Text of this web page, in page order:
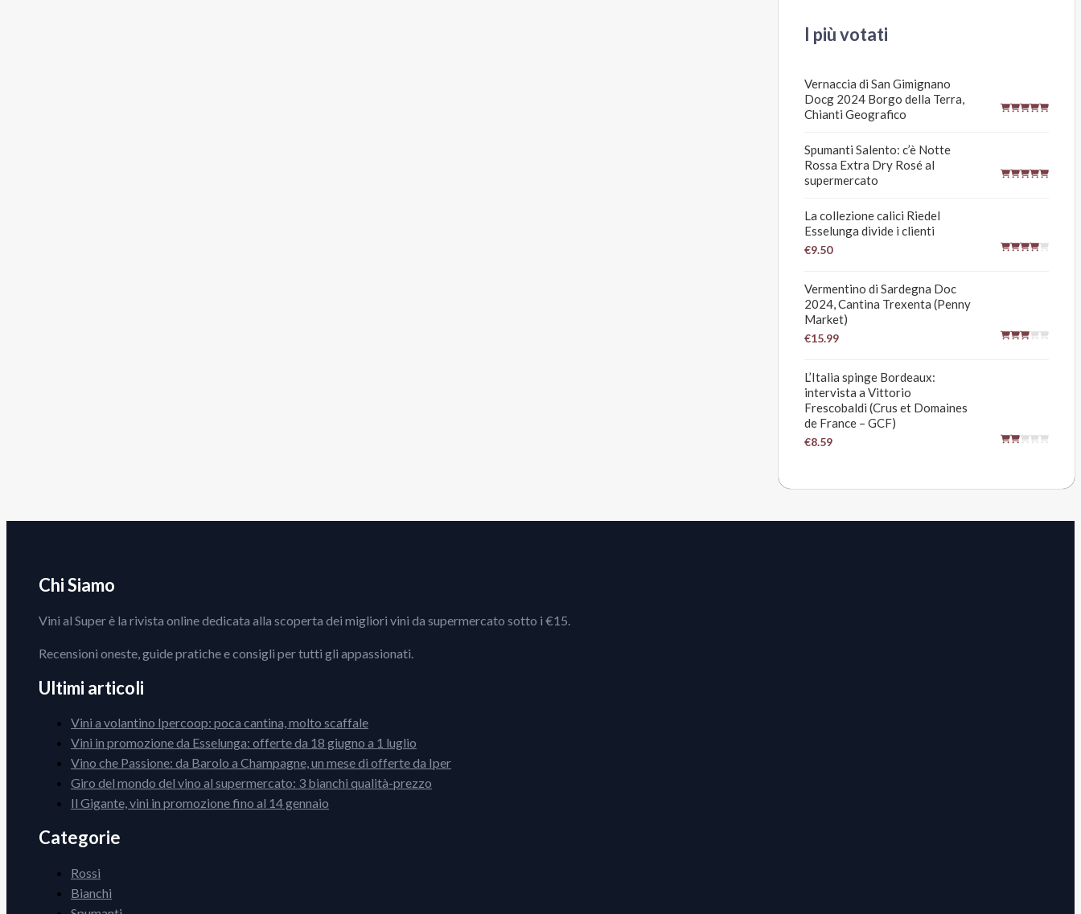
I più votati
Vernaccia di San Gimignano
Docg 2024 Borgo della Terra,
Chianti Geografico
Spumanti Salento: c’è Notte
Rossa Extra Dry Rosé al
supermercato
La collezione calici Riedel
Esselunga divide i clienti
€9.50
Vermentino di Sardegna Doc
2024, Cantina Trexenta (Penny
Market)
€15.99
L’Italia spinge Bordeaux:
intervista a Vittorio
Frescobaldi (Crus et Domaines
de France – GCF)
€8.59
Chi Siamo
Vini al Super è la rivista online dedicata alla scoperta dei migliori vini da supermercato sotto i €15.
Recensioni oneste, guide pratiche e consigli per tutti gli appassionati.
Ultimi articoli
Vini a volantino Ipercoop: poca cantina, molto scaffale
Vini in promozione da Esselunga: offerte da 18 giugno a 1 luglio
Vino che Passione: da Barolo a Champagne, un mese di offerte da Iper
Giro del mondo del vino al supermercato: 3 bianchi qualità-prezzo
Il Gigante, vini in promozione fino al 14 gennaio
Categorie
Rossi
Bianchi